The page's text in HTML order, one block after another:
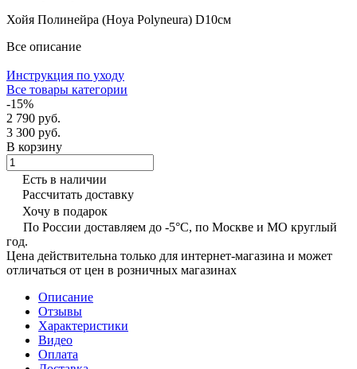
Хойя Полинейра (Hoya Polyneura) D10см
Все описание
Инструкция по уходу
Все товары категории
-15%
2 790 руб.
3 300 руб.
В корзину
Есть в наличии
Рассчитать доставку
Хочу в подарок
По России доставляем до -5°C, по Москве и МО круглый
год.
Цена действительна только для интернет-магазина и может
отличаться от цен в розничных магазинах
Описание
Отзывы
Характеристики
Видео
Оплата